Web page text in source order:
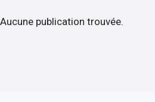
Aucune publication trouvée.